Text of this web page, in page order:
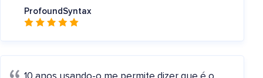
ProfoundSyntax